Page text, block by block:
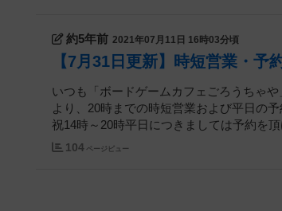
約5年前 2021年07月11日 16時03分頃
【7月31日更新】時短営業・予
いつも「ボードゲームカフェごろうちゃ
より、20時までの時短営業および平日の
祝14時～20時平日につきましては予約を
104 ページビュー